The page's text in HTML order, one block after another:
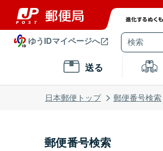
ゆうIDマイページへ
送る
日本郵便トップ 郵便番号検索
郵便番号検索